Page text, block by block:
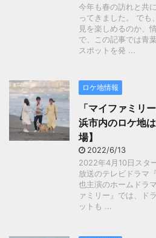
今年も春の訪れと共
ってきました。 でも
見を楽しめるのか、
で、この記事では青
スポットを発 ...
ロケ地情報
「マイファミリ
浜市内のロケ地
場】
2022/6/13
2022年4月10日スタ
放送のテレビドラマ
也主演のホームドラ
ァミリー』では、ド
ットも ...